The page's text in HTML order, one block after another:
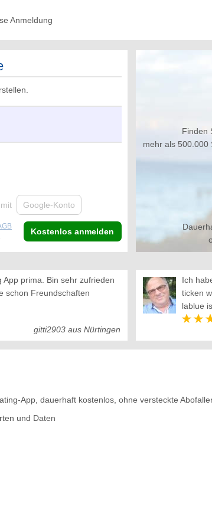
Anmeldung
Google-Konto
Kostenlos anmelden
Finden
mehr als 500.000
App prima. Bin sehr zufrieden
schon Freundschaften
gitti2903 aus Nürtingen
Ich
ticken
lablue
App, dauerhaft kostenlos, ohne versteckte
und Daten